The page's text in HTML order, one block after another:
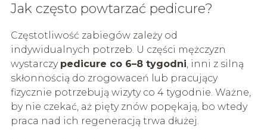
Jak często powtarzać pedicure?
Częstotliwość zabiegów zależy od
indywidualnych potrzeb. U części mężczyzn
wystarczy pedicure co 6–8 tygodni, inni z silną
skłonnością do zrogowaceń lub pracujący
fizycznie potrzebują wizyty co 4 tygodnie. Ważne,
by nie czekać, aż pięty znów popękają, bo wtedy
praca nad ich regeneracją trwa dłużej.